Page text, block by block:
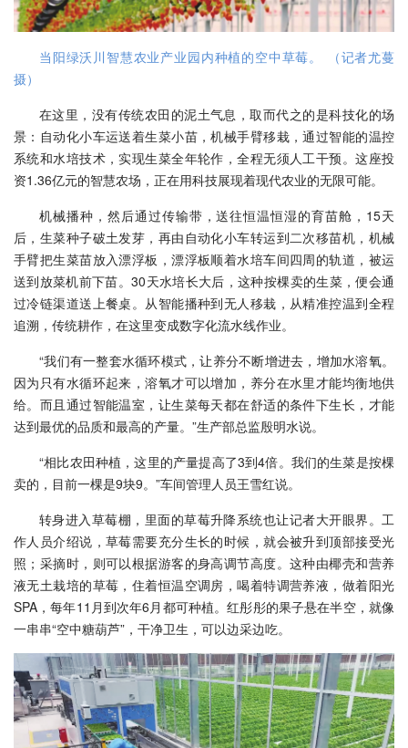
当阳绿沃川智慧农业产业园内种植的空中草莓。 （记者尤蔓
摄）
在这里，没有传统农田的泥土气息，取而代之的是科技化的场
景：自动化小车运送着生菜小苗，机械手臂移栽，通过智能的温控
系统和水培技术，实现生菜全年轮作，全程无须人工干预。这座投
资1.36亿元的智慧农场，正在用科技展现着现代农业的无限可能。
机械播种，然后通过传输带，送往恒温恒湿的育苗舱，15天
后，生菜种子破土发芽，再由自动化小车转运到二次移苗机，机械
手臂把生菜苗放入漂浮板，漂浮板顺着水培车间四周的轨道，被运
送到放菜机前下苗。30天水培长大后，这种按棵卖的生菜，便会通
过冷链渠道送上餐桌。从智能播种到无人移栽，从精准控温到全程
追溯，传统耕作，在这里变成数字化流水线作业。
“我们有一整套水循环模式，让养分不断增进去，增加水溶氧。
因为只有水循环起来，溶氧才可以增加，养分在水里才能均衡地供
给。而且通过智能温室，让生菜每天都在舒适的条件下生长，才能
达到最优的品质和最高的产量。”生产部总监殷明水说。
“相比农田种植，这里的产量提高了3到4倍。我们的生菜是按棵
卖的，目前一棵是9块9。”车间管理人员王雪红说。
转身进入草莓棚，里面的草莓升降系统也让记者大开眼界。工
作人员介绍说，草莓需要充分生长的时候，就会被升到顶部接受光
照；采摘时，则可以根据游客的身高调节高度。这种由椰壳和营养
液无土栽培的草莓，住着恒温空调房，喝着特调营养液，做着阳光
SPA，每年11月到次年6月都可种植。红彤彤的果子悬在半空，就像
一串串“空中糖葫芦”，干净卫生，可以边采边吃。